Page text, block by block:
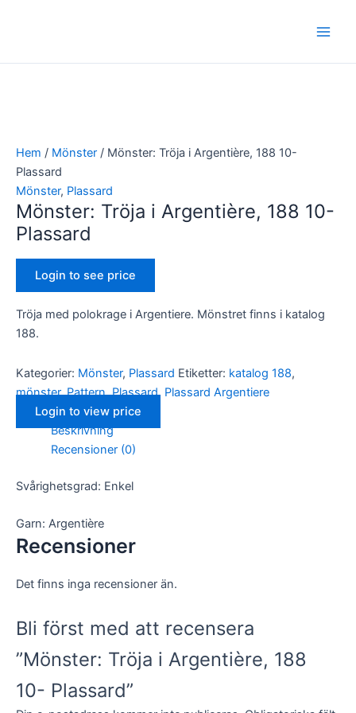
Hem / Mönster / Mönster: Tröja i Argentière, 188 10-
Plassard
Mönster, Plassard
Mönster: Tröja i Argentière, 188 10-
Plassard
Login to see price
Tröja med polokrage i Argentiere. Mönstret finns i katalog
188.
Kategorier: Mönster, Plassard Etiketter: katalog 188,
mönster,Pattern,Plassard, Plassard Argentiere
Login to view price
Beskrivning
Recensioner (0)
Svårighetsgrad: Enkel
Garn: Argentière
Recensioner
Det finns inga recensioner än.
Bli först med att recensera
”Mönster: Tröja i Argentière, 188
10- Plassard”
Dessa kakor
välja bort. De
behövs för
att hemsidan
fungera.
Statistik
För att vi ska
kunna
förbättra
hemsidans